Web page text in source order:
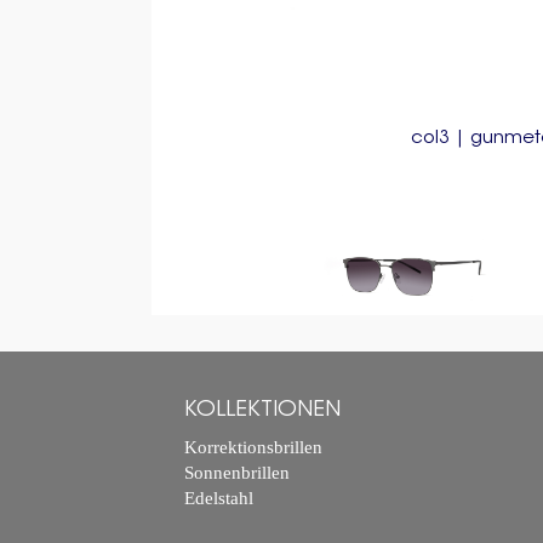
col3 |
KOLLEKTIONEN
Korrektionsbrillen
Sonnenbrillen
Edelstahl